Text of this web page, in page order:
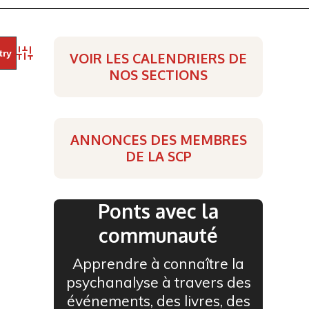
Advanced SearchVOIR LES CALENDRIERS DE
NOS SECTIONS
ANNONCES DES MEMBRES
DE LA SCP
Ponts avec la
communauté
Apprendre à connaître la
psychanalyse à travers des
événements, des livres, des